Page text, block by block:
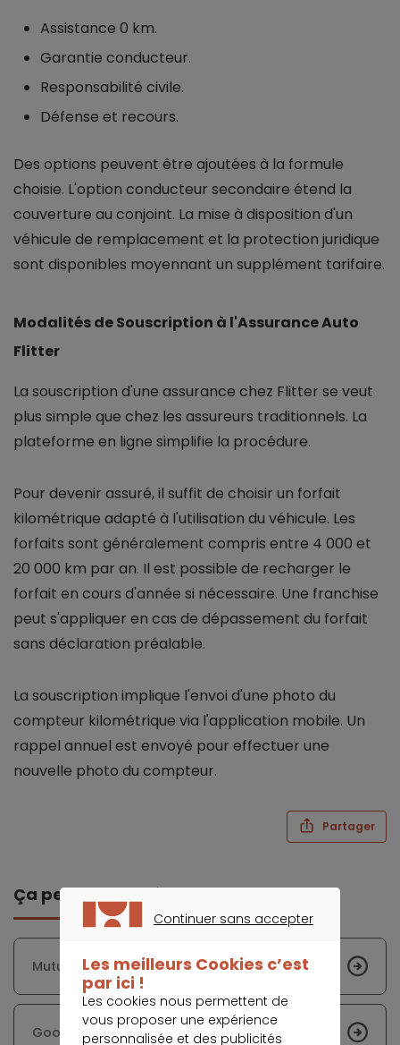
Assistance 0 km.
Garantie conducteur.
Responsabilité civile.
Défense et recours.
Des options peuvent être ajoutées à la formule
choisie. L'option conducteur secondaire étend la
couverture au conjoint. La mise à disposition d'un
véhicule de remplacement et la protection juridique
sont disponibles moyennant un supplément tarifaire.
Modalités de Souscription à l'Assurance Auto
Flitter
La souscription d'une assurance chez Flitter se veut
plus simple que chez les assureurs traditionnels. La
plateforme en ligne simplifie la procédure.
Pour devenir assuré, il suffit de choisir un forfait
kilométrique adapté à l'utilisation du véhicule. Les
forfaits sont généralement compris entre 4 000 et
20 000 km par an. Il est possible de recharger le
forfait en cours d'année si nécessaire. Une franchise
peut s'appliquer en cas de dépassement du forfait
sans déclaration préalable.
La souscription implique l'envoi d'une photo du
compteur kilométrique via l'application mobile. Un
rappel annuel est envoyé pour effectuer une
nouvelle photo du compteur.
Partager
Ça peut vous intéresser
Mutuelle Intégrance
Goodflair
Continuer sans accepter
Les meilleurs Cookies c’est
par ici !
Les cookies nous permettent de
vous proposer une expérience
personnalisée et des publicités